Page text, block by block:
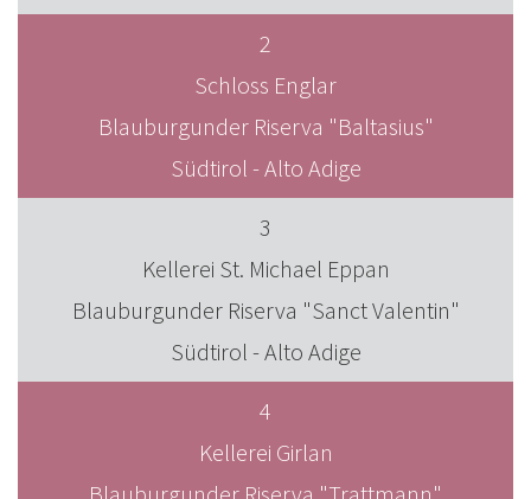
2
Schloss Englar
Blauburgunder Riserva "Baltasius"
Südtirol - Alto Adige
3
Kellerei St. Michael Eppan
Blauburgunder Riserva "Sanct Valentin"
Südtirol - Alto Adige
4
Kellerei Girlan